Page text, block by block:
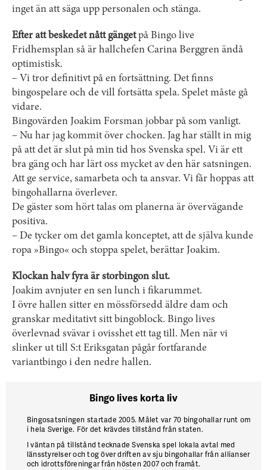
inget än att säga upp ­personalen och stänga.
Efter att beskedet nått gängetpå Bingo live
Fridhemsplan så är hallchefen Carina Berggren ändå
optimistisk.
– Vi tror definitivt på en fortsättning. Det finns
bingospelare och de vill fortsätta spela. Spelet måste gå
vidare.
Bingovärden Joakim Forsman jobbar på som vanligt.
– Nu har jag kommit över chocken. Jag har ställt in mig
på att det är slut på min tid hos Svenska spel. Vi är ett
bra gäng och har lärt oss mycket av den här satsningen.
Att ge service, samarbeta och ta ansvar. Vi får hoppas att
bingohallarna överlever.
De gäster som hört talas om planerna är övervägande
positiva.
– De tycker om det gamla konceptet, att de själva kunde
ropa »Bingo« och stoppa spelet, berättar Joakim.
Klockan halv fyra är storbingon slut.
Joakim avnjuter en sen lunch i fikarummet.
I övre hallen sitter en mössförsedd äldre dam och
granskar meditativt sitt bingoblock. Bingo lives
överlevnad svävar i ovisshet ett tag till. Men när vi
slinker ut till ­S:t Eriksgatan pågår fortfarande
variantbingo i den nedre hallen.
Bingo lives korta liv
Bingosatsningen startade 2005. Målet var 70 bingohallar runt om
i hela Sverige. För det krävdes tillstånd från staten.
I väntan på tillstånd tecknade Svenska spel lokala avtal med
länsstyrelser och tog över driften av sju bingohallar från allianser
och idrottsföreningar från hösten 2007 och framåt.